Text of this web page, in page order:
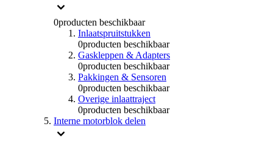
0producten beschikbaar
Inlaatspruitstukken
0producten beschikbaar
Gaskleppen & Adapters
0producten beschikbaar
Pakkingen & Sensoren
0producten beschikbaar
Overige inlaattraject
0producten beschikbaar
Interne motorblok delen